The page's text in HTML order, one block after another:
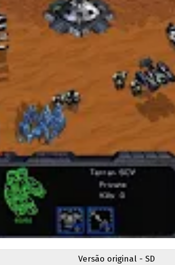
Versão original - SD